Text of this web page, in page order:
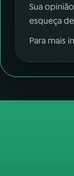
Sua
esqueça
Para mais